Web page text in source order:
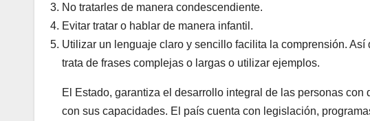
No tratarles de manera condescendiente.
Evitar tratar o hablar de manera infantil.
Utilizar un lenguaje claro y sencillo facilita la comprensión.
trata de frases complejas o largas o utilizar ejemplos.
El Estado, garantiza el desarrollo integral de las personas
con sus capacidades. El país cuenta con legislación,